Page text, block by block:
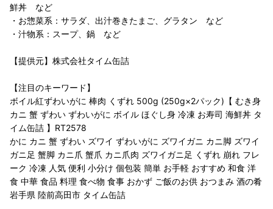
鮮丼 など
・お惣菜系：サラダ、出汁巻きたまご、グラタン など
・汁物系：スープ、鍋 など
【提供元】株式会社タイム缶詰
【注目のキーワード】
ボイル紅ずわいがに 棒肉 くずれ 500g (250g×2パック)【 むき身
カニ 蟹 ずわい ずわいがに ボイル ほぐし身 冷凍 お寿司 海鮮丼 タ
イム缶詰 】RT2578
かに カニ 蟹 ずわい ズワイ ずわいがに ズワイガニ カニ脚 ズワイ
ガニ足 蟹脚 カニ爪 蟹爪 カニ爪肉 ズワイガニ足 くずれ 崩れ フレ
ーク 冷凍 人気 便利 小分け 個包装 簡単 お手軽 おすすめ 和食 洋
食 中華 食品 料理 食べ物 食事 おかず ご飯のお供 おつまみ 酒の肴
岩手県 陸前高田市 タイム缶詰